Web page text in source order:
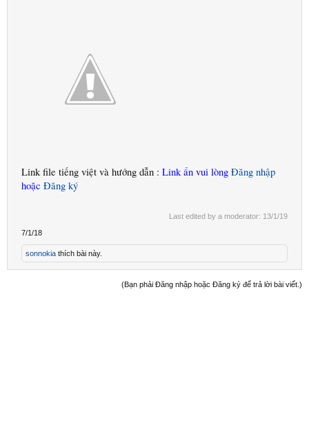
Link file tiếng việt và hướng dẫn : Link ẩn vui lòng Đăng nhập
hoặc Đăng ký
Last edited by a moderator: 13/1/19
7/1/18
sonnokia thích bài này.
(Bạn phải Đăng nhập hoặc Đăng ký để trả lời bài viết.)